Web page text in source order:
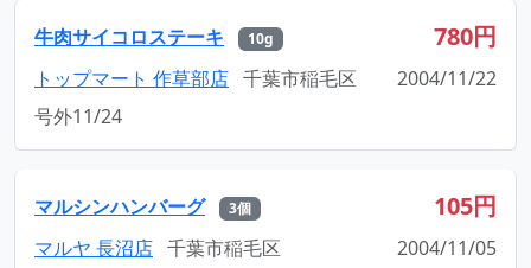
牛肉サイコロステーキ 10g 780円
トップマート 作草部店 千葉市稲毛区
2004/11/22
号外11/24
マルシンハンバーグ 3個 105円
マルヤ 長沼店 千葉市稲毛区
2004/11/05